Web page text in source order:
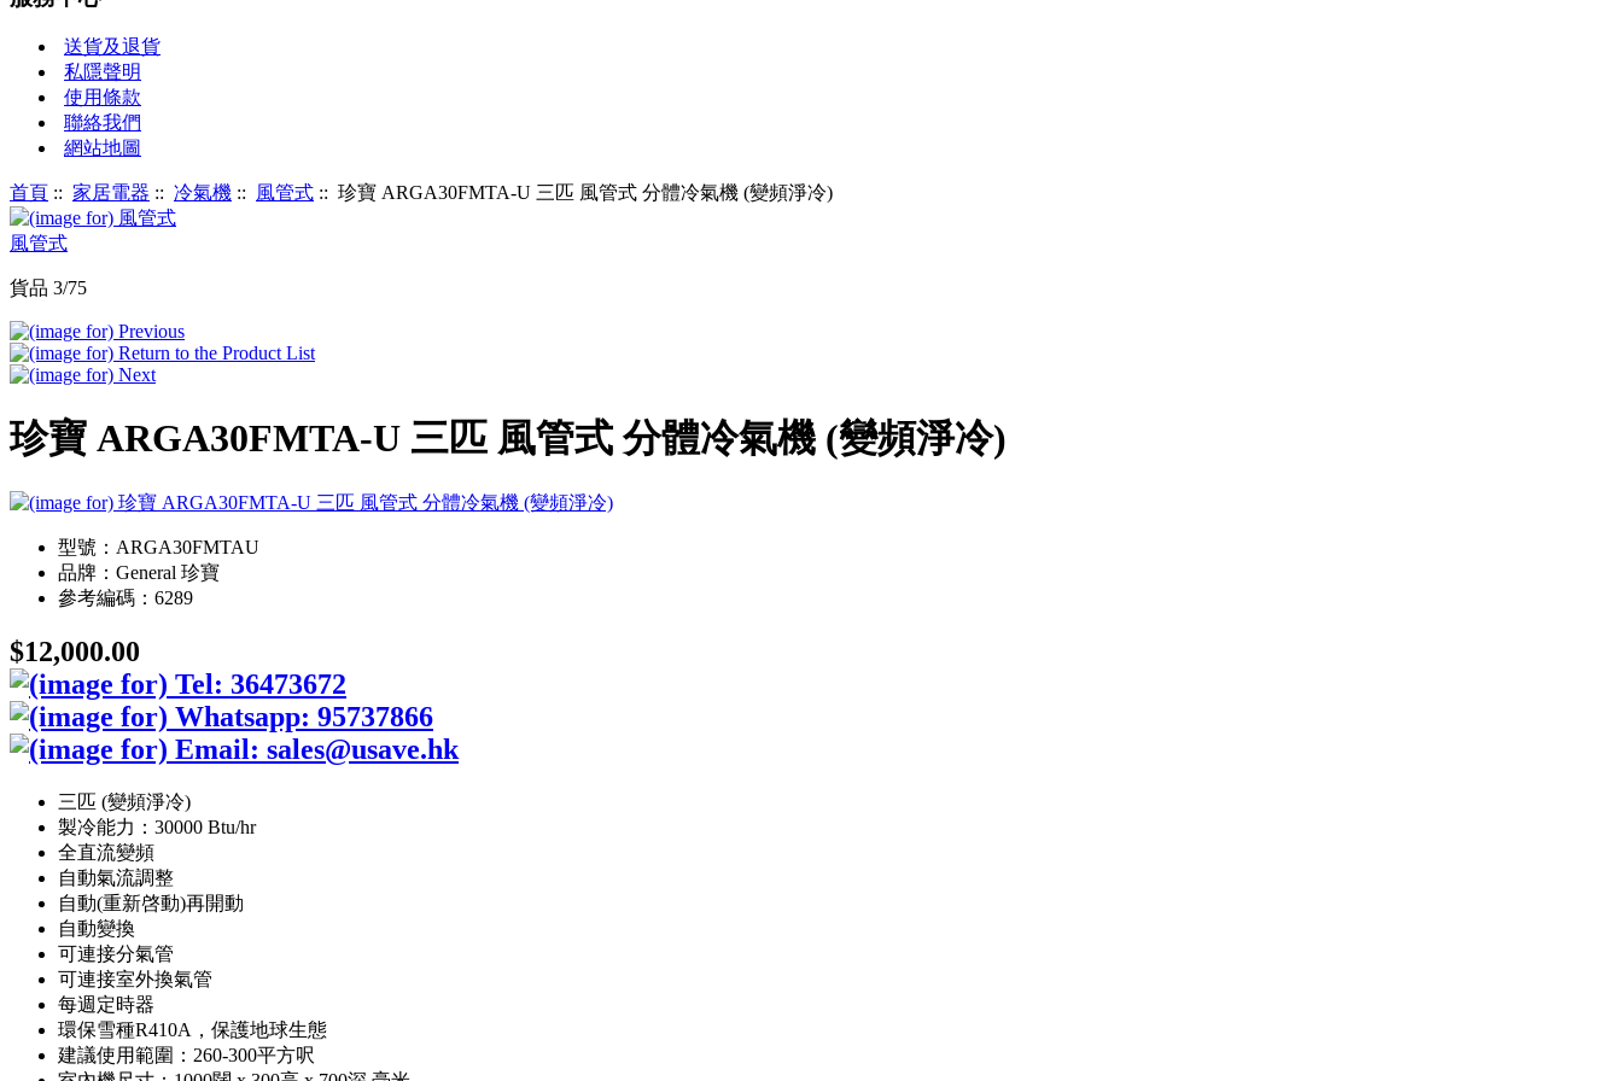
送貨及退貨
私隱聲明
使用條款
聯絡我們
網站地圖
首頁 :: 家居電器 :: 冷氣機 :: 風管式 :: 珍寶 ARGA30FMTA-U 三匹 風管式 分體冷氣機 (變頻淨冷)
風管式
貨品 3/75
珍寶 ARGA30FMTA-U 三匹 風管式 分體冷氣機 (變頻淨冷)
型號：ARGA30FMTAU
品牌：General 珍寶
參考編碼：6289
$12,000.00
三匹 (變頻淨冷)
製冷能力：30000 Btu/hr
全直流變頻
自動氣流調整
自動(重新啓動)再開動
自動變換
可連接分氣管
可連接室外換氣管
每週定時器
環保雪種R410A，保護地球生態
建議使用範圍：260-300平方呎